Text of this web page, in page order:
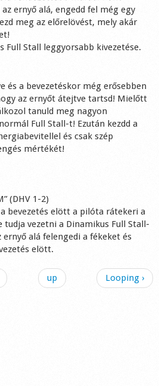
ernyő alá, engedd fel még egy
meg az előrelövést, mely akár
Full Stall leggyorsabb kivezetése.
és a bevezetéskor még erősebben
az ernyőt átejtve tartsd! Mielőtt
tanuld meg nagyon
Full Stall-t! Ezután kezdd a
és csak szép
mértékét!
(DHV 1-2)
bevezetés elött a pilóta rátekeri a
tudja vezetni a Dinamikus Full Stall-
alá felengedi a fékeket és
elött.
up Looping ›